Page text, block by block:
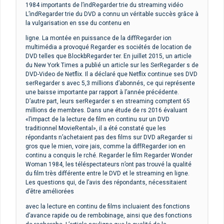
1984 importants de l’indRegarder trie du streaming vidéo
L’indRegarder trie du DVD a connu un véritable succès grâce à
la vulgarisation en sse du contenu en
ligne. La montée en puissance de la diffRegarder ion
multimédia a provoqué Regarder es sociétés de location de
DVD telles que BlockbRegarder ter. En juillet 2015, un article
du New York Times a publié un article sur les SerRegarder s de
DVD-Video de Netflix. Il a déclaré que Netflix continue ses DVD
serRegarder s avec 5,3 millions d’abonnés, ce qui représente
une baisse importante par rapport à l’année précédente.
D’autre part, leurs serRegarder s en streaming comptent 65
millions de membres. Dans une étude de rs 2016 évaluant
«l’impact de la lecture de film en continu sur un DVD
traditionnel MovieRental», il a été constaté que les
répondants n’achetaient pas des films sur DVD aRegarder si
gros que le mien, voire jais, comme la diffRegarder ion en
continu a conquis le rché. Regarder le film Regarder Wonder
Woman 1984, les téléspectateurs n’ont pas trouvé la qualité
du film très différente entre le DVD et le streaming en ligne.
Les questions qui, de l’avis des répondants, nécessitaient
d’être améliorées
avec la lecture en continu de films incluaient des fonctions
d’avance rapide ou de rembobinage, ainsi que des fonctions